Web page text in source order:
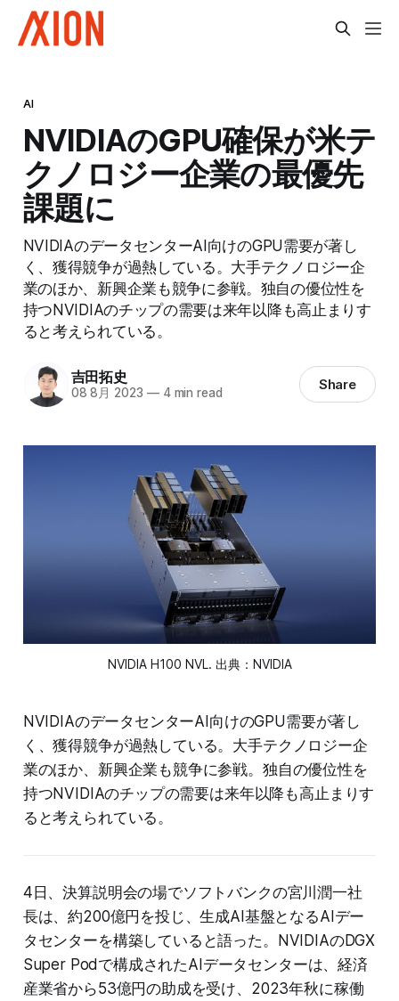
AI
NVIDIAのGPU確保が米テ
クノロジー企業の最優先
課題に
NVIDIAのデータセンターAI向けのGPU需要が著し
く、獲得競争が過熱している。大手テクノロジー企
業のほか、新興企業も競争に参戦。独自の優位性を
持つNVIDIAのチップの需要は来年以降も高止まりす
ると考えられている。
吉田拓史
08 8月 2023 —4 min read Share
NVIDIA H100 NVL. 出典：NVIDIA
NVIDIAのデータセンターAI向けのGPU需要が著し
く、獲得競争が過熱している。大手テクノロジー企
業のほか、新興企業も競争に参戦。独自の優位性を
持つNVIDIAのチップの需要は来年以降も高止まりす
ると考えられている。
4日、決算説明会の場でソフトバンクの宮川潤一社
長は、約200億円を投じ、生成AI基盤となるAIデー
タセンターを構築していると語った。NVIDIAのDGX
Super Podで構成されたAIデータセンターは、経済
産業省から53億円の助成を受け、2023年秋に稼働